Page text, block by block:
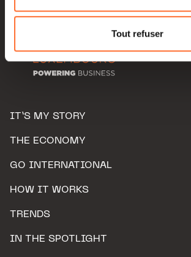
Pour de plus amples informations sur la
nous utilisons lescookies et sommes
Charte d’usage des cookieset notre
protection des données personnelles.
Tout refuser
IT’S MY STORY
THE ECONOMY
GO INTERNATIONAL
HOW IT WORKS
TRENDS
IN THE SPOTLIGHT